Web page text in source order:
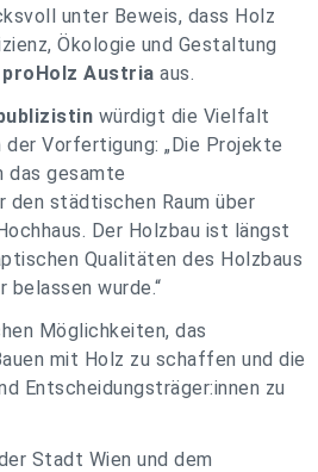
unter Beweis, dass Holz
Ökologie und Gestaltung
proHolz Austria aus.
würdigt die Vielfalt
Vorfertigung: „Die Projekte
das gesamte
städtischen Raum über
Der Holzbau ist längst
Qualitäten des Holzbaus
wurde.“
Möglichkeiten, das
mit Holz zu schaffen und die
Entscheidungsträger:innen zu
Stadt Wien und dem